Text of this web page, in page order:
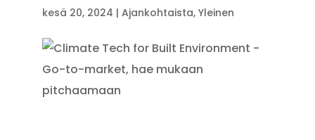
kesä 20, 2024 | Ajankohtaista, Yleinen